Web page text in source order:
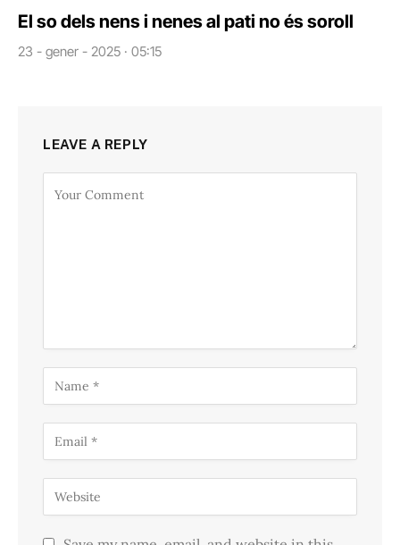
El so dels nens i nenes al pati no és soroll
23 - gener - 2025 · 05:15
LEAVE A REPLY